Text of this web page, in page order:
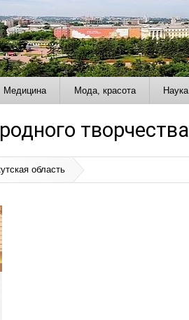
Медицина Мода, красота Наука
творчества
область